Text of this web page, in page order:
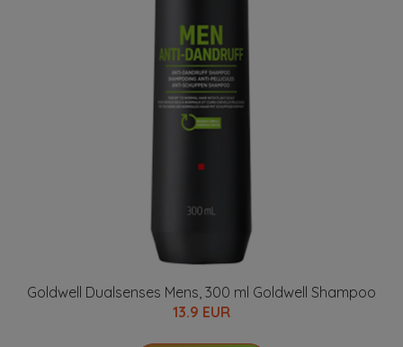
Goldwell Dualsenses Mens, 300 ml Goldwell Shampoo
13.9 EUR